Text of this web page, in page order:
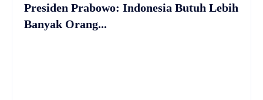
Presiden Prabowo: Indonesia Butuh Lebih
Banyak Orang...